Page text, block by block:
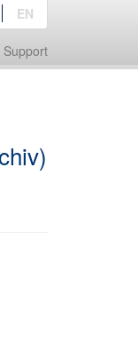
Support
EN